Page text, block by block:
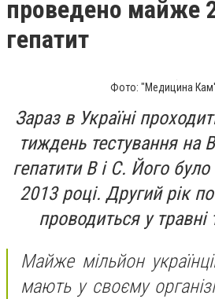
проведено майже
гепатит
Фото: "Медицина
Зараз в Україні
тиждень тестування на
гепатити В і С. Його
2013 році. Другий рік
проводиться у травні
Майже мільйон
мають у своєму